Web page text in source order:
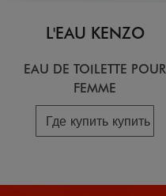
L'EAU KENZO
EAU DE TOILETTE POUR
FEMME
Где купить купить